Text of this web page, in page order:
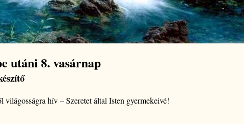
utáni 8. vasárnap
világosságra hív – Szeretet által Isten gyermekeivé!